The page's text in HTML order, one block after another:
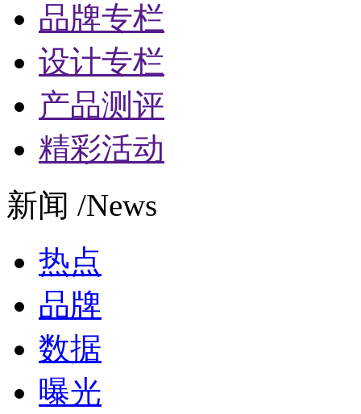
品牌专栏
设计专栏
产品测评
精彩活动
新闻 /News
热点
品牌
数据
曝光